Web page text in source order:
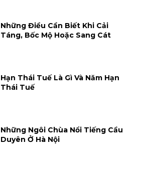
Những Điều Cần Biết Khi Cải
Táng, Bốc Mộ Hoặc Sang Cát
Hạn Thái Tuế Là Gì Và Năm Hạn
Thái Tuế
Những Ngôi Chùa Nổi Tiếng Cầu
Duyên Ở Hà Nội